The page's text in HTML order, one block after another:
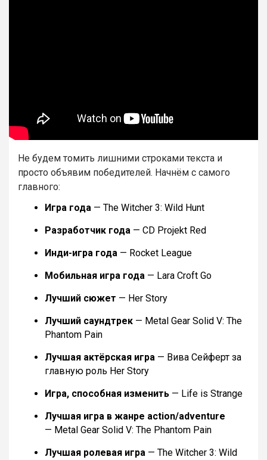
Не будем томить лишними строками текста и
просто объявим победителей. Начнём с самого
главного:
Игра года — The Witcher 3: Wild Hunt
Разработчик года — CD Projekt Red
Инди-игра года — Rocket League
Мобильная игра года — Lara Croft Go
Лучший сюжет — Her Story
Лучший саундтрек — Metal Gear Solid V: The
Phantom Pain
Лучшая актёрская игра — Вива Сейферт за
главную роль Her Story
Игра, способная изменить — Life is Strange
Лучшая игра в жанре action/adventure
— Metal Gear Solid V: The Phantom Pain
Лучшая ролевая игра — The Witcher 3: Wild